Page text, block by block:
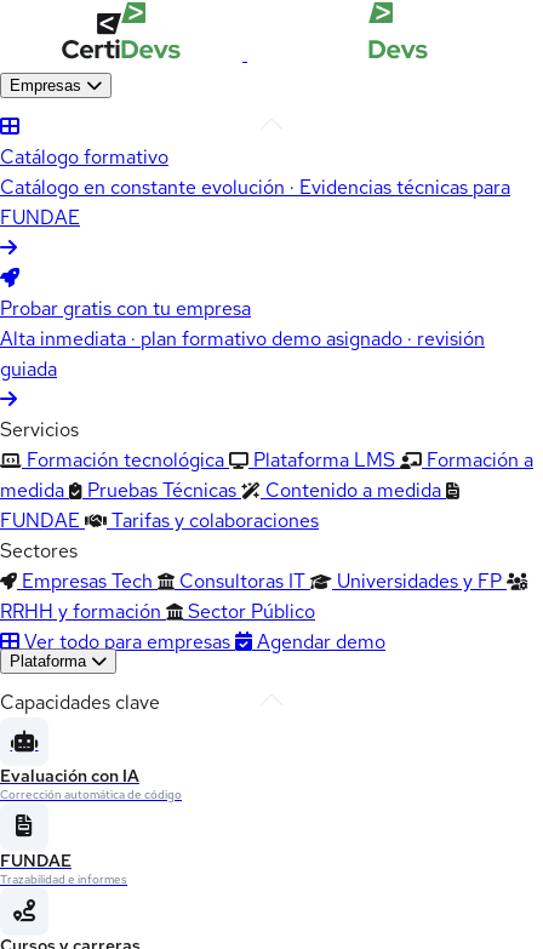
Empresas
Catálogo formativo
Catálogo en constante evolución · Evidencias técnicas para
FUNDAE
Probar gratis con tu empresa
Alta inmediata · plan formativo demo asignado · revisión
guiada
Servicios
Formación tecnológica
Plataforma LMS
Formación a
medida
Pruebas Técnicas
Contenido a medida
FUNDAE
Tarifas y colaboraciones
Sectores
Empresas Tech
Consultoras IT
Universidades y FP
RRHH y formación
Sector Público
Ver todo para empresas
Agendar demo
Plataforma
Capacidades clave
Evaluación con IA
Corrección automática de código
FUNDAE
Trazabilidad e informes